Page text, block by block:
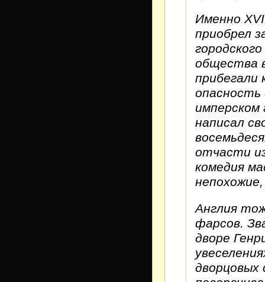
Именно
приобрел
общества
прибегали
опасность
имперском
написал
отчасти
комедия
Англия
фарсов.
дворе
дворцовых